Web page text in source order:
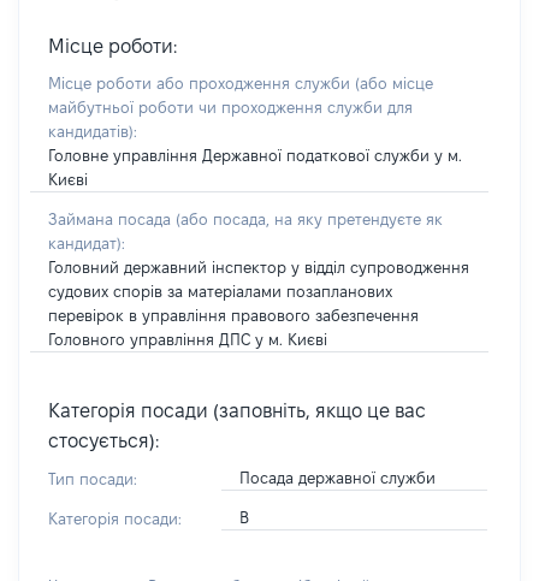
Місце роботи:
Місце роботи або проходження служби (або місце
майбутньої роботи чи проходження служби для
кандидатів):
Головне управління Державної податкової служби у м.
Києві
Займана посада (або посада, на яку претендуєте як
кандидат):
Головний державний інспектор у відділ супроводження
судових спорів за матеріалами позапланових
перевірок в управління правового забезпечення
Головного управління ДПС у м. Києві
Категорія посади (заповніть, якщо це вас
стосується):
Тип посади: Посада державної служби
Категорія посади: В